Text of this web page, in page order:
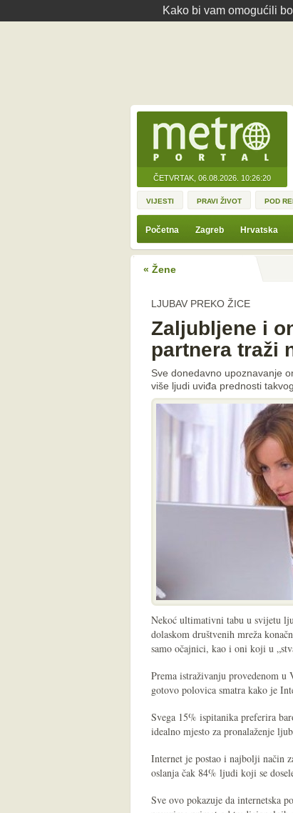
Kako bi vam omogućili
ČETVRTAK, 06.08.2026. 10:26:20
VIJESTI PRAVI ŽIVOT POD
Početna Zagreb Hrvatska
« Žene
LJUBAV PREKO ŽICE
Zaljubljene i
partnera traži
Sve donedavno upoznavanje
više ljudi uviđa prednosti
Nekoć ultimativni tabu u svijetu
dolaskom društvenih mreža
samo očajnici, kao i oni koji u
Prema istraživanju provedenom u
gotovo polovica smatra kako je
Svega 15% ispitanika preferira
idealno mjesto za pronalaženje
Internet je postao i najbolji način
oslanja čak 84% ljudi koji se
Sve ovo pokazuje da internetska